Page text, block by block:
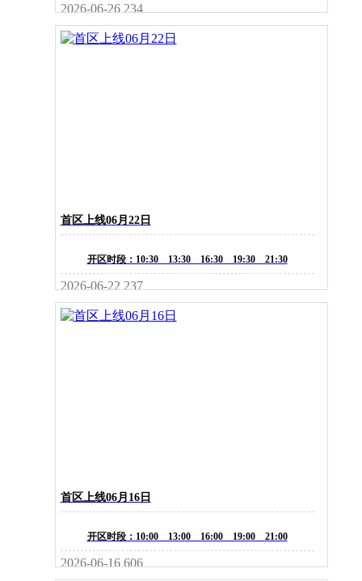
2026-06-26 234
首区上线06月22日
开区时段：10:30 13:30 16:30 19:30 21:30
2026-06-22 237
首区上线06月16日
开区时段：10:00 13:00 16:00 19:00 21:00
2026-06-16 606